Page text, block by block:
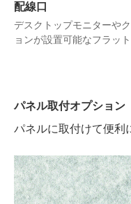
配線口
デスクトップモニターや
ョンが設置可能なフラッ
パネル取付オプション
パネルに取付けて便利